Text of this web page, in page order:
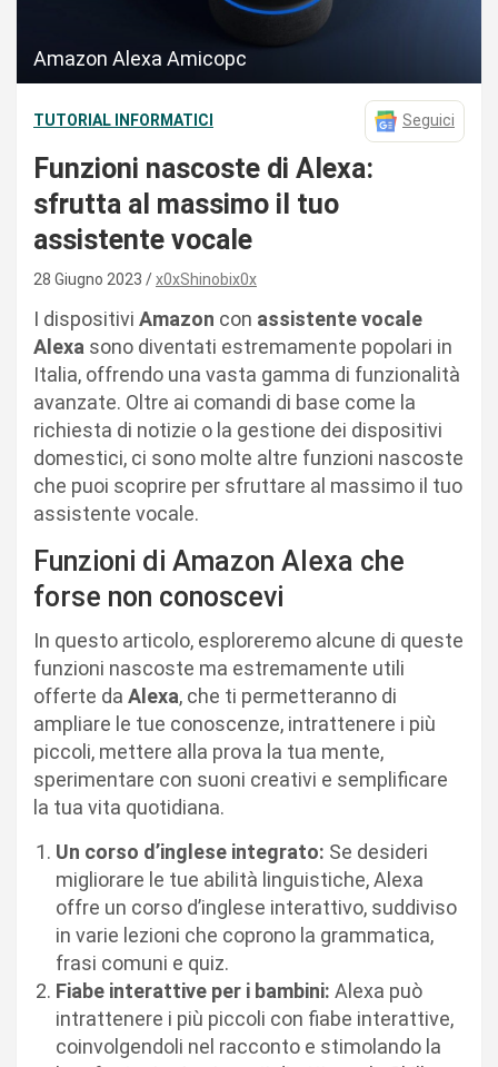
Amazon Alexa Amicopc
TUTORIAL INFORMATICI Seguici
Funzioni nascoste di Alexa:
sfrutta al massimo il tuo
assistente vocale
28 Giugno 2023 x0xShinobix0x
I dispositivi Amazon con assistente vocale
Alexa sono diventati estremamente popolari in
Italia, offrendo una vasta gamma di funzionalità
avanzate. Oltre ai comandi di base come la
richiesta di notizie o la gestione dei dispositivi
domestici, ci sono molte altre funzioni nascoste
che puoi scoprire per sfruttare al massimo il tuo
assistente vocale.
Funzioni di Amazon Alexa che
forse non conoscevi
In questo articolo, esploreremo alcune di queste
funzioni nascoste ma estremamente utili
offerte da Alexa, che ti permetteranno di
ampliare le tue conoscenze, intrattenere i più
piccoli, mettere alla prova la tua mente,
sperimentare con suoni creativi e semplificare
la tua vita quotidiana.
Un corso d’inglese integrato: Se desideri
migliorare le tue abilità linguistiche, Alexa
offre un corso d’inglese interattivo, suddiviso
in varie lezioni che coprono la grammatica,
frasi comuni e quiz.
Fiabe interattive per i bambini: Alexa può
intrattenere i più piccoli con fiabe interattive,
coinvolgendoli nel racconto e stimolando la